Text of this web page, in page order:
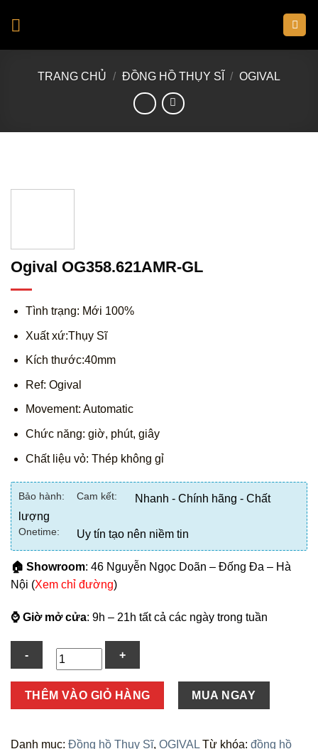
TRANG CHỦ / ĐỒNG HỒ THỤY SĨ / OGIVAL
Ogival OG358.621AMR-GL
Tình trạng: Mới 100%
Xuất xứ:Thụy Sĩ
Kích thước:40mm
Ref: Ogival
Movement: Automatic
Chức năng: giờ, phút, giây
Chất liệu vỏ: Thép không gỉ
Bảo hành: Cam kết:
Nhanh - Chính hãng - Chất
lượng
Onetime: Uy tín tạo nên niềm tin
🏠 Showroom: 46 Nguyễn Ngọc Doãn – Đống Đa – Hà
Nội (Xem chỉ đường)
⌚ Giờ mở cửa: 9h – 21h tất cả các ngày trong tuần
THÊM VÀO GIỎ HÀNG MUA NGAY
Danh mục: Đồng hồ Thụy Sĩ, OGIVAL Từ khóa: đồng hồ